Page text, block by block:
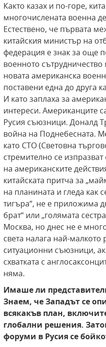
Както казах и по-горе,
многочислената военна
Естествено, че първата
китайския министър на
федерация е знак за още
военното
новата американска
поставени една до друга
И като заплаха за
интереси. Американците
Русия съюзници. Доналд
война на Поднебесната.
като СТО (Световна
стремително се
на американските
китайската притча за
на планината и гледа как
тигъра“, не е приложима
брат“ или „голямата
Москва, но днес не е
света налага най-
ситуационни съюзници,
схватката с
няма.
Имаше ли
Знаем, че Западът се
всякакъв план,
глобални решения.
форуми в Русия се